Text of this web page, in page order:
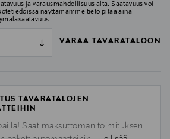
ja varausmahdollisuus alta. Saatavuus voi
näyttämämme tieto pitää aina
VARAA TAVARATALOON
TAVARATALOJEN
Saat maksuttoman toimituksen